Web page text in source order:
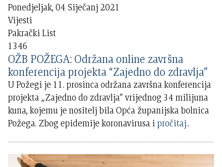
Ponedjeljak, 04 Siječanj 2021
Vijesti
Pakrački List
1346
OŽB POŽEGA: Održana online završna
konferencija projekta “Zajedno do zdravlja”
U Požegi je 11. prosinca održana završna konferencija
projekta „Zajedno do zdravlja” vrijednog 34 milijuna
kuna, kojemu je nositelj bila Opća županijska bolnica
Požega. Zbog epidemije koronavirusa ipročitaj..